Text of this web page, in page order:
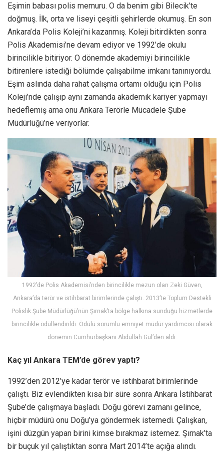
Eşimin babası polis memuru. O da benim gibi Bilecik’te
doğmuş. İlk, orta ve liseyi çeşitli şehirlerde okumuş. En son
Ankara’da Polis Koleji’ni kazanmış. Koleji bitirdikten sonra
Polis Akademisi’ne devam ediyor ve 1992’de okulu
birincilikle bitiriyor. O dönemde akademiyi birincilikle
bitirenlere istediği bölümde çalışabilme imkanı tanınıyordu.
Eşim aslında daha rahat çalışma ortamı olduğu için Polis
Koleji’nde çalışıp aynı zamanda akademik kariyer yapmayı
hedeflemiş ama onu Ankara Terörle Mücadele Şube
Müdürlüğü’ne veriyorlar.
1992’de Polis Akademisi’nden birincilikle mezun olan Zeki Güven,
Ankara’da terör ve istihbarat birimlerinde çalıştı. 2013’te Toplum Destekli
Polislik Şube Müdürlüğü’nün Şırnak’ta bölge halkına sunduğu hizmetlerde
birincilikle ödüllendirildi. Ödülü sorumlu emniyet müdür yardımcısı olarak
dönemin Cumhurbaşkanı Abdullah Gül’den aldı.
Kaç yıl Ankara TEM’de görev yaptı?
1992’den 2012’ye kadar terör ve istihbarat birimlerinde
çalıştı. Biz evlendikten kısa bir süre sonra Ankara İstihbarat
Şube’de çalışmaya başladı. Doğu görevi zamanı gelince,
hiçbir müdürü onu Doğu’ya göndermek istemedi. Çalışkan,
işini düzgün yapan birini kimse bırakmaz istemez. Şırnak’ta
bir buçuk yıl çalıştıktan sonra Mart 2014’te açığa alındı.